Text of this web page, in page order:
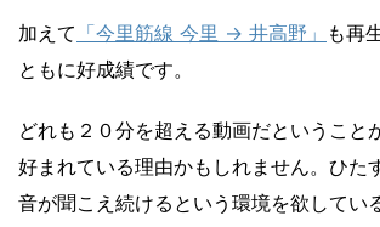
加えて 「今里筋線 今里 → 井高野」 も再
ともに好成績です。
どれも２０分を超える動画だということ
好まれている理由かもしれません。ひた
音が聞こえ続けるという環境を欲してい